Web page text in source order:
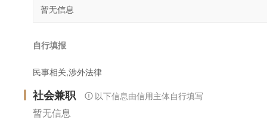
暂无信息
自行填报
民事相关,涉外法律
社会兼职 以下信息由信用主体自行填写
暂无信息